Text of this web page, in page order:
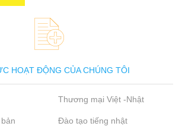
HOẠT ĐỘNG CỦA CHÚNG TÔI
Thương mại Việt -Nhật
Đào tạo tiếng nhật